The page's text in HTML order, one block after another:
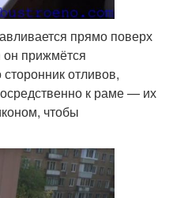
прямо поверх
прижмётся
отливов,
к раме — их
чтобы